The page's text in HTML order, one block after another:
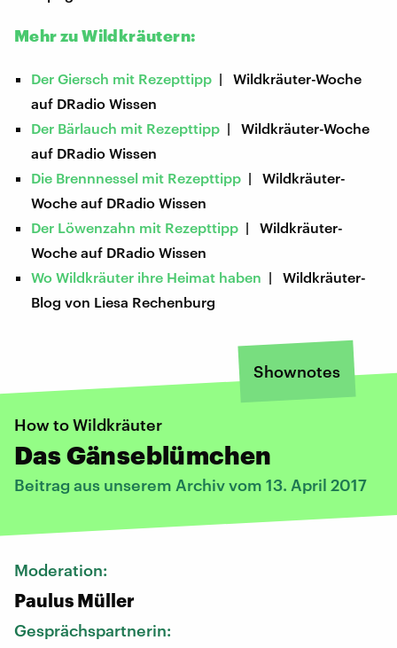
Mehr zu Wildkräutern:
Der Giersch mit Rezepttipp | Wildkräuter-Woche
auf DRadio Wissen
Der Bärlauch mit Rezepttipp | Wildkräuter-Woche
auf DRadio Wissen
Die Brennnessel mit Rezepttipp | Wildkräuter-
Woche auf DRadio Wissen
Der Löwenzahn mit Rezepttipp | Wildkräuter-
Woche auf DRadio Wissen
Wo Wildkräuter ihre Heimat haben | Wildkräuter-
Blog von Liesa Rechenburg
Shownotes
How to Wildkräuter
Das Gänseblümchen
Beitrag aus unserem Archiv vom 13. April 2017
Moderation:
Paulus Müller
Gesprächspartnerin: